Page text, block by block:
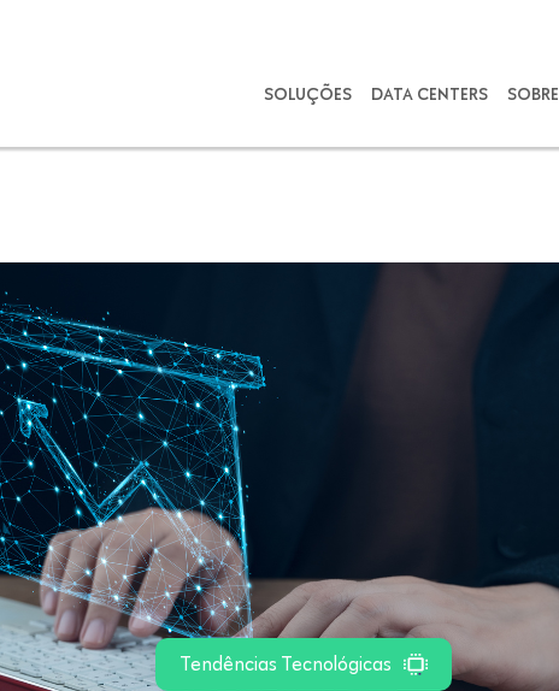
SOLUÇÕES DATA CENTERS
Tendências Tecnológicas